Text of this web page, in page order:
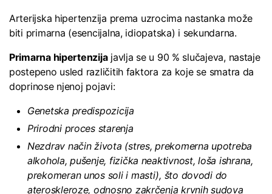
Arterijska hipertenzija prema uzrocima nastanka može
biti primarna (esencijalna, idiopatska) i sekundarna.
Primarna hipertenzijajavlja se u 90 % slučajeva, nastaje
postepeno usled različitih faktora za koje se smatra da
doprinose njenoj pojavi:
Genetska predispozicija
Prirodni proces starenja
Nezdrav način života (stres, prekomerna upotreba
alkohola, pušenje, fizička neaktivnost, loša ishrana,
prekomeran unos soli i masti), što dovodi do
ateroskleroze, odnosno zakrčenja krvnih sudova